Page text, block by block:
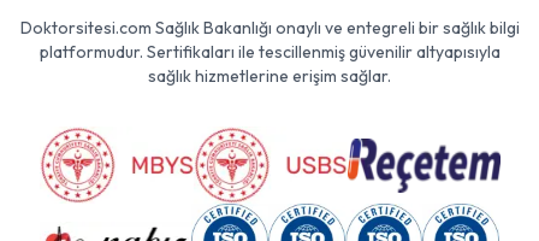
Doktorsitesi.com Sağlık Bakanlığı onaylı ve entegreli bir sağlık bilgi
platformudur. Sertifikaları ile tescillenmiş güvenilir altyapısıyla
sağlık hizmetlerine erişim sağlar.